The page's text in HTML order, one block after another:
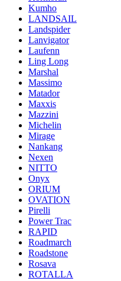
Kumho
LANDSAIL
Landspider
Lanvigator
Laufenn
Ling Long
Marshal
Massimo
Matador
Maxxis
Mazzini
Michelin
Mirage
Nankang
Nexen
NITTO
Onyx
ORIUM
OVATION
Pirelli
Power Trac
RAPID
Roadmarch
Roadstone
Rosava
ROTALLA